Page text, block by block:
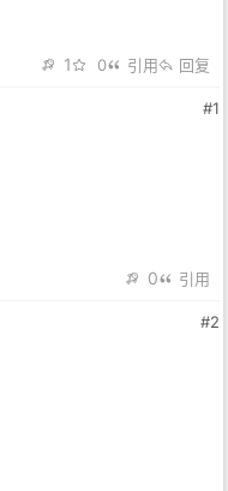
1 0 引用 回复
#1
0 引用
#2